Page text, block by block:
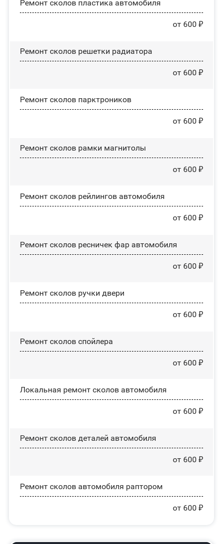
Ремонт сколов пластика автомобиля
от 600 ₽
Ремонт сколов решетки радиатора
от 600 ₽
Ремонт сколов парктроников
от 600 ₽
Ремонт сколов рамки магнитолы
от 600 ₽
Ремонт сколов рейлингов автомобиля
от 600 ₽
Ремонт сколов ресничек фар автомобиля
от 600 ₽
Ремонт сколов ручки двери
от 600 ₽
Ремонт сколов спойлера
от 600 ₽
Локальная ремонт сколов автомобиля
от 600 ₽
Ремонт сколов деталей автомобиля
от 600 ₽
Ремонт сколов автомобиля раптором
от 600 ₽